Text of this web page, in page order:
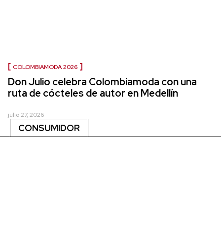
COLOMBIAMODA 2026
Don Julio celebra Colombiamoda con una
ruta de cócteles de autor en Medellín
julio 27, 2026
CONSUMIDOR